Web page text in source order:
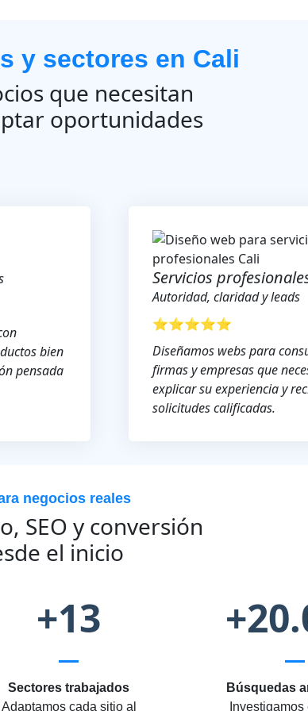
y sectores en Cali
que necesitan
oportunidades
bien
pensada
Servicios
Autoridad, claridad y leads
⭐⭐⭐⭐⭐
Diseñamos webs para
firmas y empresas que
explicar su experiencia y
solicitudes calificadas.
negocios reales
SEO y conversión
el inicio
+13
Sectores trabajados
Adaptamos cada sitio al
Búsquedas